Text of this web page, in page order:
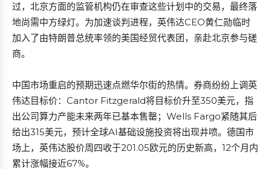
过，北京方面的监管机构仍在审查这些计划中的交易，最终落
地尚需中方绿灯。为加速谈判进程，英伟达CEO黄仁勋临时
加入了由特朗普总统率领的美国经贸代表团，亲赴北京参与磋
商。
中国市场重启的预期迅速点燃华尔街的热情。券商纷纷上调英
伟达目标价：Cantor Fitzgerald将目标价升至350美元，指
出公司算力产能未来两年已基本售罄；Wells Fargo紧随其后
给出315美元，预计全球AI基础设施投资将出现井喷。德国市
场上，英伟达股价周四收于201.05欧元的历史新高，12个月内
累计涨幅接近67%。